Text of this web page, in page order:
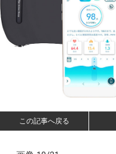
この記事へ戻る